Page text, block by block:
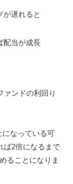
が遅れると
配当が成長
ァンドの利回り
になっている可
ば2倍になるまで
ることになりま